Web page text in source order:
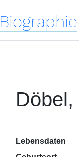
Biographie
Lebensdaten